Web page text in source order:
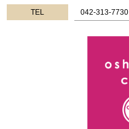
TEL 042-313-7730